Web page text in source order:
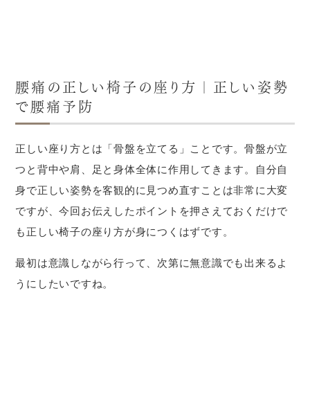
腰痛の正しい椅子の座り方｜正しい姿勢
で腰痛予防
正しい座り方とは「骨盤を立てる」ことです。骨盤が立
つと背中や肩、足と身体全体に作用してきます。自分自
身で正しい姿勢を客観的に見つめ直すことは非常に大変
ですが、今回お伝えしたポイントを押さえておくだけで
も正しい椅子の座り方が身につくはずです。
最初は意識しながら行って、次第に無意識でも出来るよ
うにしたいですね。